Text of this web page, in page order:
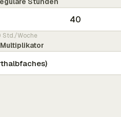
Std./Woche